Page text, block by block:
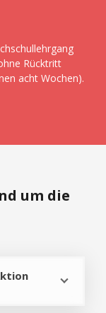
Rücktritt
acht Wochen).
um die